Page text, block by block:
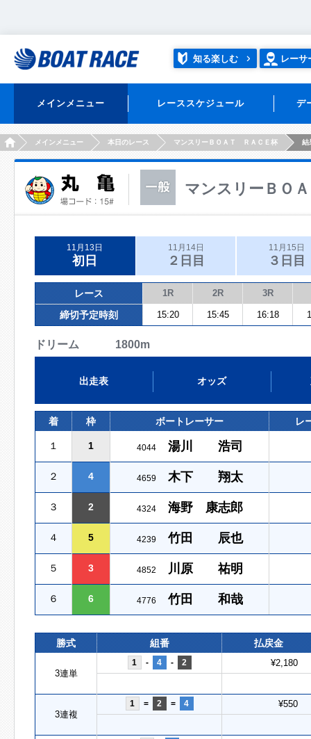
知る楽しむ レーサ
メインメニュー レーススケジュール デ
HOMEメインメニュー 本日のレース マンスリーＢＯＡＴ ＲＡＣＥ杯 結
マンスリーＢＯ
11月13日
初日
11月14日
２日目
11月15日
３日目
レース 1R 2R 3R
締切予定時刻 15:20 15:45 16:18
ドリーム 1800m
出走表 オッズ
着 枠 ボートレーサー レ
１ 1 4044 湯川 浩司
２ 4 4659 木下 翔太
３ 2 4324 海野 康志郎
４ 5 4239 竹田 辰也
５ 3 4852 川原 祐明
６ 6 4776 竹田 和哉
勝式 組番 払戻金
3連単
1 - 4 - 2 ¥2,180
3連複
1 = 2 = 4 ¥550